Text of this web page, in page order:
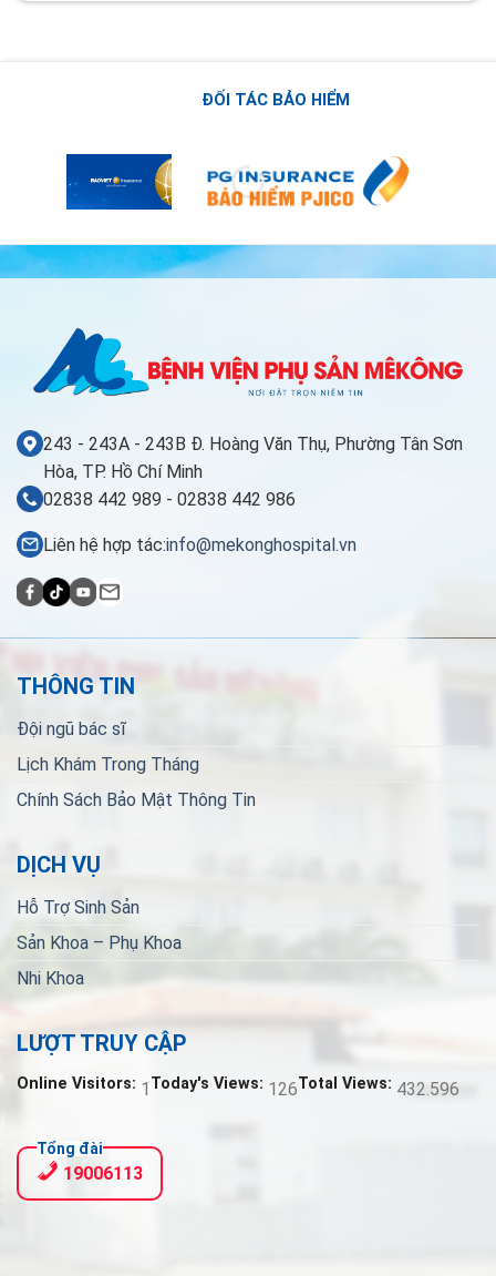
ĐỐI TÁC BẢO HIỂM
243 - 243A - 243B Đ. Hoàng Văn Thụ, Phường Tân Sơn
Hòa, TP. Hồ Chí Minh
02838 442 989 - 02838 442 986
Liên hệ hợp tác:info@mekonghospital.vn
THÔNG TIN
Đội ngũ bác sĩ
Lịch Khám Trong Tháng
Chính Sách Bảo Mật Thông Tin
DỊCH VỤ
Hỗ Trợ Sinh Sản
Sản Khoa – Phụ Khoa
Nhi Khoa
LƯỢT TRUY CẬP
Online Visitors: 1 Today's Views: 126Total Views: 432.596
Tổng đài
19006113